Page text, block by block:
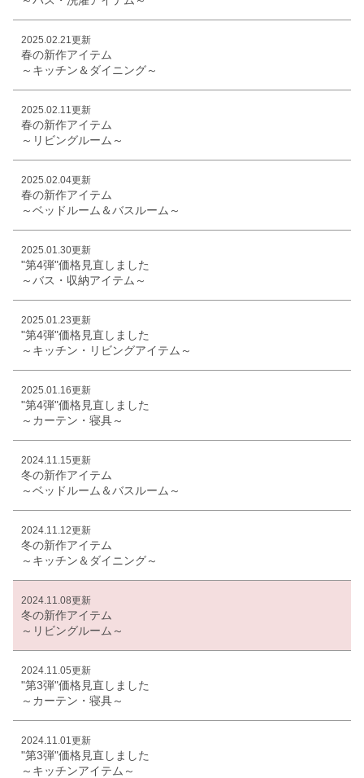
2025.02.21更新
春の新作アイテム
～キッチン＆ダイニング～
2025.02.11更新
春の新作アイテム
～リビングルーム～
2025.02.04更新
春の新作アイテム
～ベッドルーム＆バスルーム～
2025.01.30更新
"第4弾"価格見直しました
～バス・収納アイテム～
2025.01.23更新
"第4弾"価格見直しました
～キッチン・リビングアイテム～
2025.01.16更新
"第4弾"価格見直しました
～カーテン・寝具～
2024.11.15更新
冬の新作アイテム
～ベッドルーム＆バスルーム～
2024.11.12更新
冬の新作アイテム
～キッチン＆ダイニング～
2024.11.08更新
冬の新作アイテム
～リビングルーム～
2024.11.05更新
"第3弾"価格見直しました
～カーテン・寝具～
2024.11.01更新
"第3弾"価格見直しました
～キッチンアイテム～